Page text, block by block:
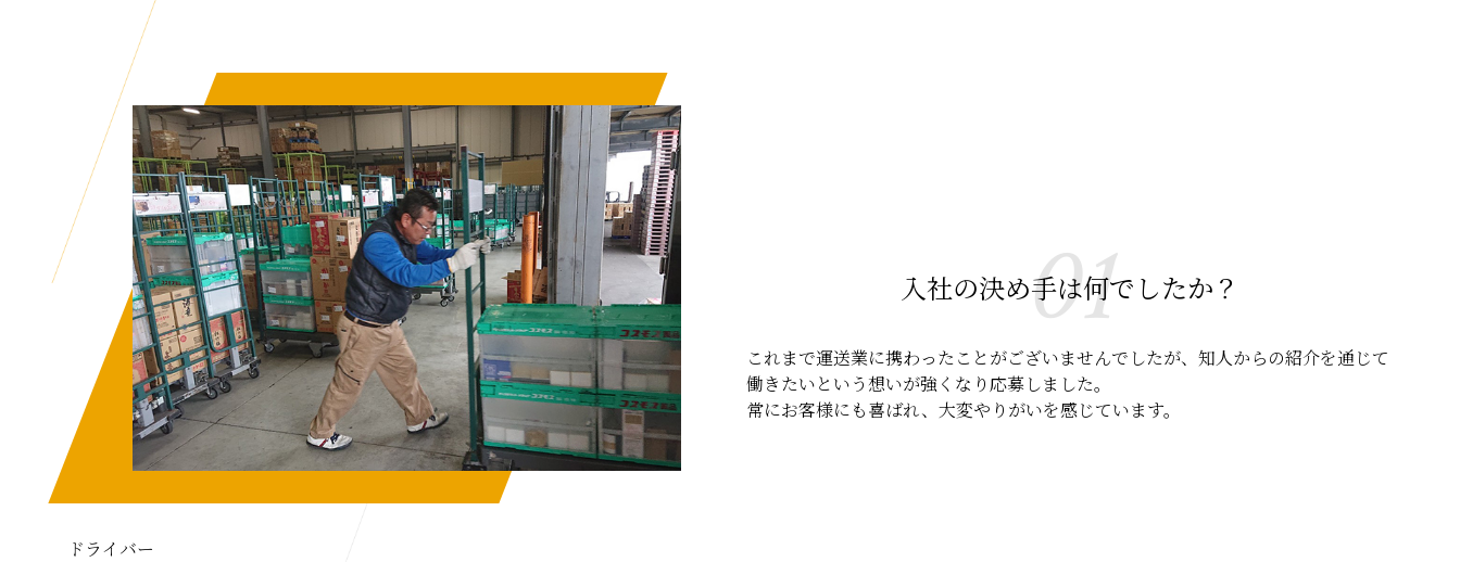
ドライバー
01
入社の決め手は何でしたか？
これまで運送業に携わったことがございませんでしたが、知人からの紹介を通じて
働きたいという想いが強くなり応募しました。
常にお客様にも喜ばれ、大変やりがいを感じています。